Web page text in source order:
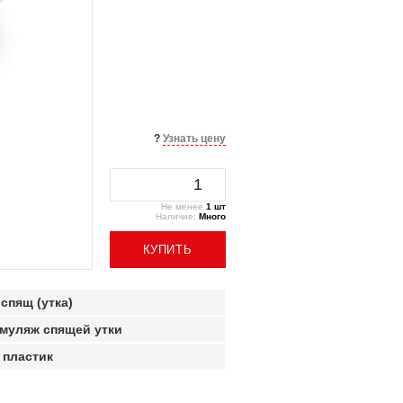
? Узнать цену
Не менее 1 шт
Наличие: Много
КУПИТЬ
(утка)
спящей утки